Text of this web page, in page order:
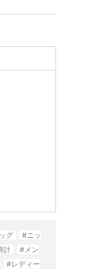
グ
#ニッ
計
#メン
#レディー